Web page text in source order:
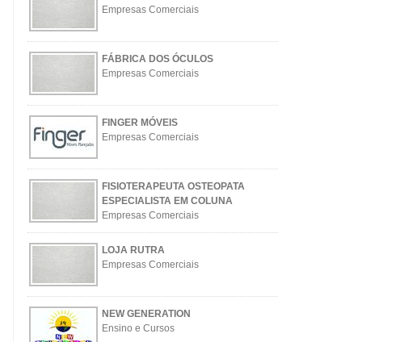
Empresas Comerciais
FÁBRICA DOS ÓCULOS
Empresas Comerciais
FINGER MÓVEIS
Empresas Comerciais
FISIOTERAPEUTA OSTEOPATA
ESPECIALISTA EM COLUNA
Empresas Comerciais
LOJA RUTRA
Empresas Comerciais
NEW GENERATION
Ensino e Cursos